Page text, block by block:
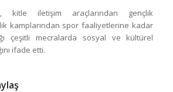
kitle iletişim araçlarından gençlik
kamplarından spor faaliyetlerine kadar
çeşitli mecralarda sosyal ve kültürel
ifade etti.